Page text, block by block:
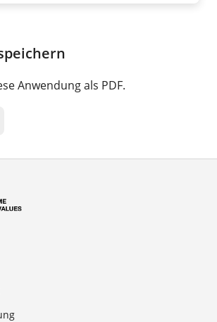
Anwendung als PDF.